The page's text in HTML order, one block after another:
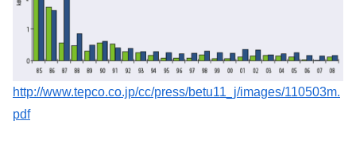
http://www.tepco.co.jp/cc/press/betu11_j/images/110503m.
pdf